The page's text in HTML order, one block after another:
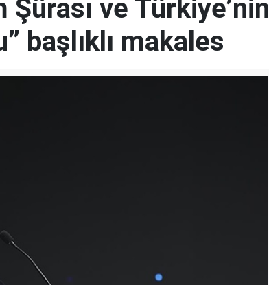
ve Türkiye’nin
başlıklı makales